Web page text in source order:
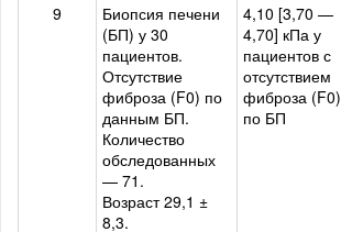
9
Биопсия печени
(БП) у 30
пациентов.
Отсутствие
фиброза (F0) по
данным БП.
Количество
обследованных
— 71.
Возраст 29,1 ±
8,3.
4,10 [3,70 —
4,70] кПа у
пациентов с
отсутствием
фиброза (F0)
по БП